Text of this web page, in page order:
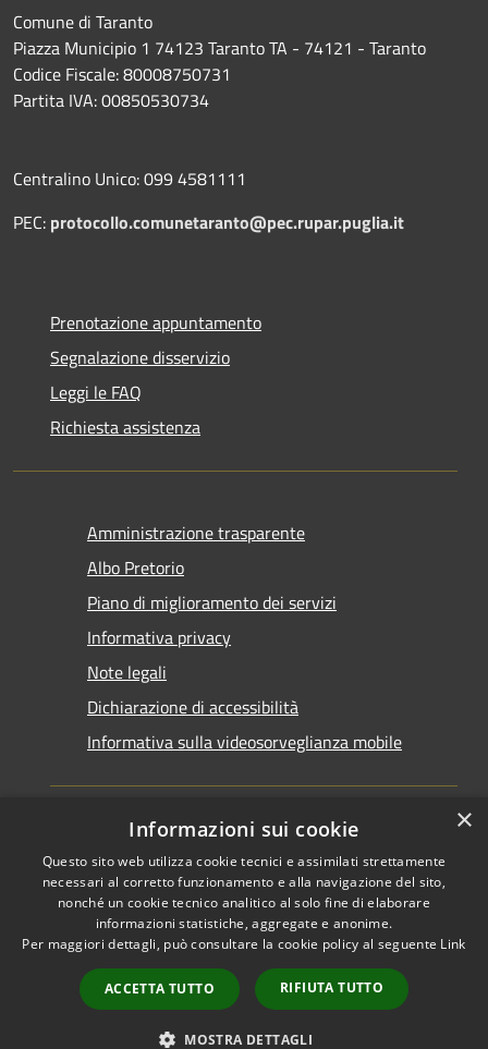
Comune di Taranto
Piazza Municipio 1 74123 Taranto TA - 74121 - Taranto
Codice Fiscale: 80008750731
Partita IVA: 00850530734
Centralino Unico: 099 4581111
PEC: protocollo.comunetaranto@pec.rupar.puglia.it
Prenotazione appuntamento
Segnalazione disservizio
Leggi le FAQ
Richiesta assistenza
Amministrazione trasparente
Albo Pretorio
Piano di miglioramento dei servizi
Informativa privacy
Note legali
Dichiarazione di accessibilità
Informativa sulla videosorveglianza mobile
RSS
Accessibilità
Cookie
Mappa del sito
Area riservata del
Copyright © 2026 • Comune di
Taranto • Powered by
Municipium•Accesso
redazione
×
Informazioni sui cookie
Questo sito web utilizza cookie tecnici e assimilati strettamente
necessari al corretto funzionamento e alla navigazione del sito,
nonché un cookie tecnico analitico al solo fine di elaborare
informazioni statistiche, aggregate e anonime.
Per maggiori dettagli, può consultare la cookie policy al seguente Link
ACCETTA TUTTO RIFIUTA TUTTO
MOSTRA DETTAGLI